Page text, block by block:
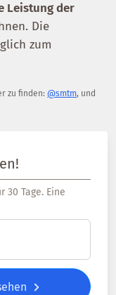
Leistung der
Die
zum
zu finden: @smtm, und
Tage. Eine